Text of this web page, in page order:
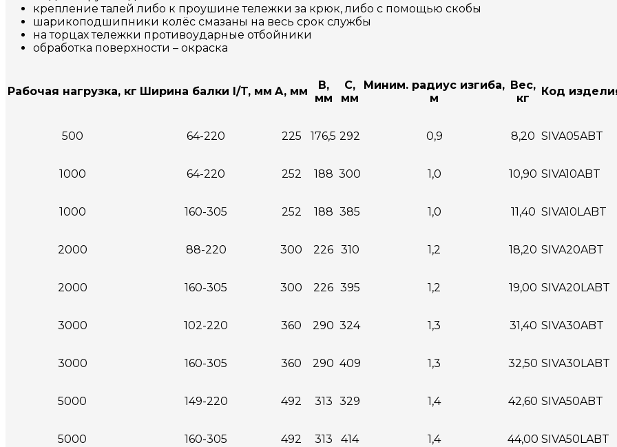
крепление талей либо к проушине тележки за крюк, либо с помощью скобы
шарикоподшипники колёс смазаны на весь срок службы
на торцах тележки противоударные отбойники
обработка поверхности – окраска
Рабочая нагрузка, кг Ширина балки I/T, мм A, мм
B,
мм
C,
мм
Миним. радиус изгиба,
м
Вес,
кг
Код
500 64-220 225 176,5 292 0,9 8,20 SIVA05ABT
1000 64-220 252 188 300 1,0 10,90 SIVA10ABT
1000 160-305 252 188 385 1,0 11,40 SIVA10LABT
2000 88-220 300 226 310 1,2 18,20 SIVA20ABT
2000 160-305 300 226 395 1,2 19,00 SIVA20LABT
3000 102-220 360 290 324 1,3 31,40 SIVA30ABT
3000 160-305 360 290 409 1,3 32,50 SIVA30LABT
5000 149-220 492 313 329 1,4 42,60 SIVA50ABT
5000 160-305 492 313 414 1,4 44,00 SIVA50LABT